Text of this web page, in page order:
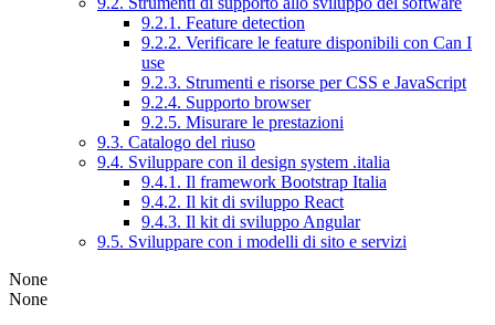
9.2.1. Feature detection
9.2.2. Verificare le feature disponibili con Can I
use
9.2.3. Strumenti e risorse per CSS e JavaScript
9.2.4. Supporto browser
9.2.5. Misurare le prestazioni
9.3. Catalogo del riuso
9.4. Sviluppare con il design system .italia
9.4.1. Il framework Bootstrap Italia
9.4.2. Il kit di sviluppo React
9.4.3. Il kit di sviluppo Angular
9.5. Sviluppare con i modelli di sito e servizi
None
None